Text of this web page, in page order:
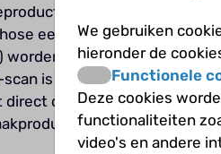
te meten zijn hoog,
een PET-scan geven.
toegediend. Daarom
scan is goedkoper en er hoeft
direct de dopamineaanmaak
van dopamine,
We gebruiken
hieronder de
Functionele
Deze cookies
functionaliteiten
video's en andere